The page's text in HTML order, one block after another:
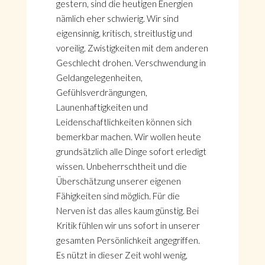
gestern, sind die heutigen Energien
nämlich eher schwierig. Wir sind
eigensinnig, kritisch, streitlustig und
voreilig. Zwistigkeiten mit dem anderen
Geschlecht drohen. Verschwendung in
Geldangelegenheiten,
Gefühlsverdrängungen,
Launenhaftigkeiten und
Leidenschaftlichkeiten können sich
bemerkbar machen. Wir wollen heute
grundsätzlich alle Dinge sofort erledigt
wissen. Unbeherrschtheit und die
Überschätzung unserer eigenen
Fähigkeiten sind möglich. Für die
Nerven ist das alles kaum günstig. Bei
Kritik fühlen wir uns sofort in unserer
gesamten Persönlichkeit angegriffen.
Es nützt in dieser Zeit wohl wenig,